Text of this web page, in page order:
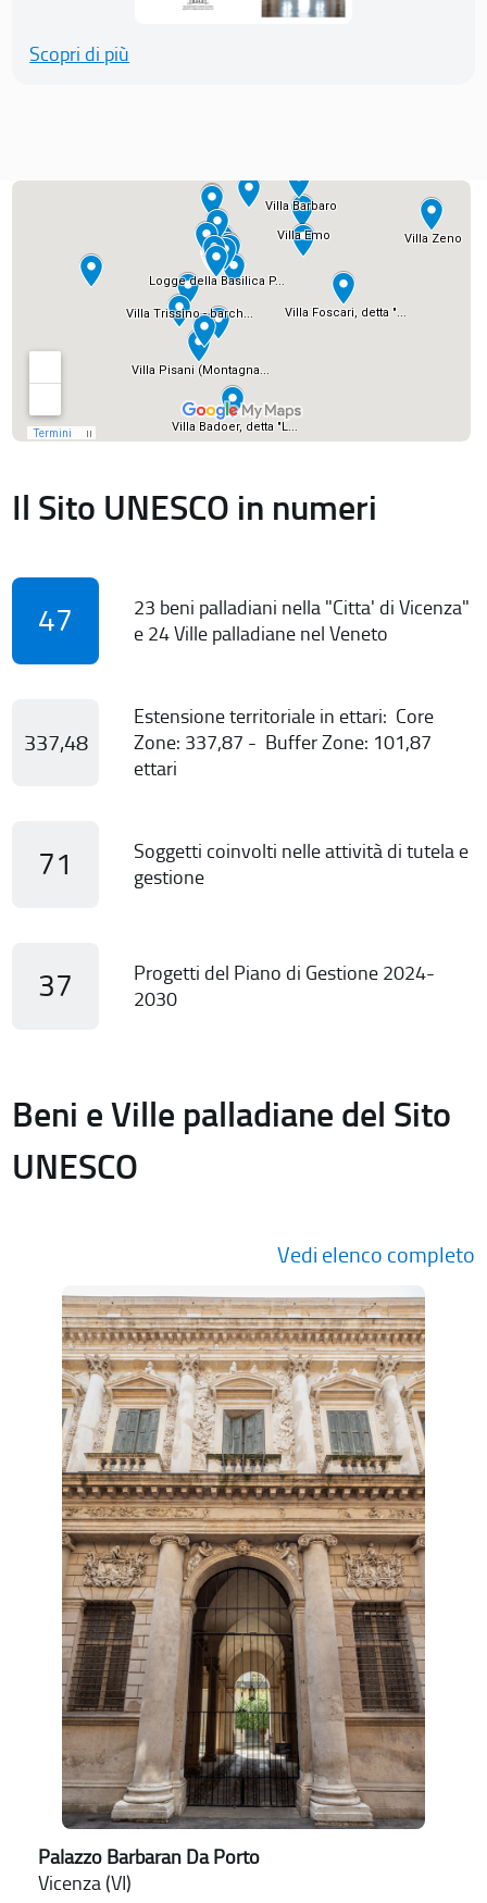
Scopri di più
Il Sito UNESCO in numeri
47
23 beni palladiani nella "Citta' di Vicenza"
e 24 Ville palladiane nel Veneto
337,48
Estensione territoriale in ettari: Core
Zone: 337,87 - Buffer Zone: 101,87
ettari
71
Soggetti coinvolti nelle attività di tutela e
gestione
37
Progetti del Piano di Gestione 2024-
2030
Beni e Ville palladiane del Sito
UNESCO
Vedi elenco completo
Palazzo Barbaran Da Porto
Vicenza (VI)